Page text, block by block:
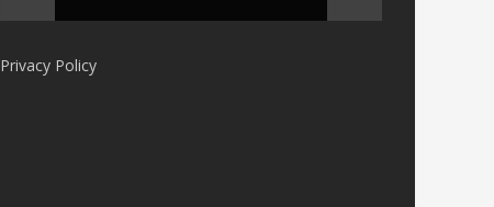
Privacy Policy